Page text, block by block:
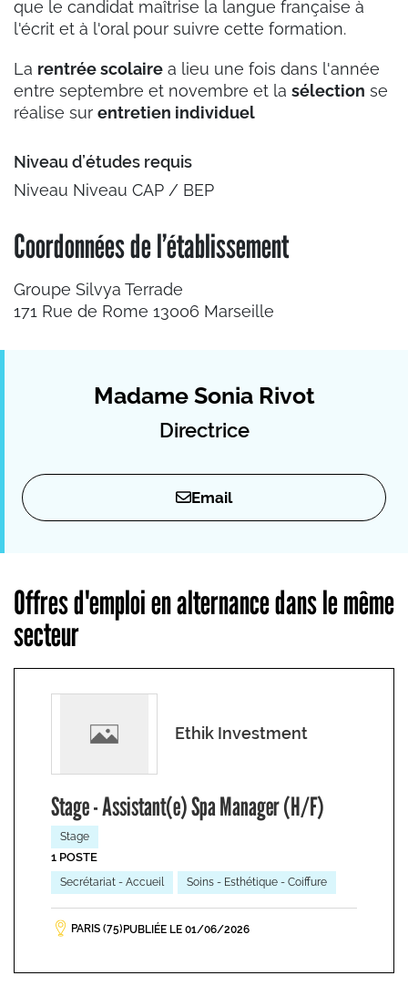
que le candidat maîtrise la langue française à
l'écrit et à l'oral pour suivre cette formation.
La rentrée scolaire a lieu une fois dans l'année
entre septembre et novembre et la sélection se
réalise sur entretien individuel
Niveau d’études requis
Niveau Niveau CAP / BEP
Coordonnées de l’établissement
Groupe Silvya Terrade
171 Rue de Rome 13006 Marseille
Madame Sonia Rivot
Directrice
Email
Offres d'emploi en alternance dans le même
secteur
Ethik Investment
Stage - Assistant(e) Spa Manager (H/F)
Stage
1 POSTE
Secrétariat - Accueil Soins - Esthétique - Coiffure
PARIS (75)PUBLIÉE LE 01/06/2026